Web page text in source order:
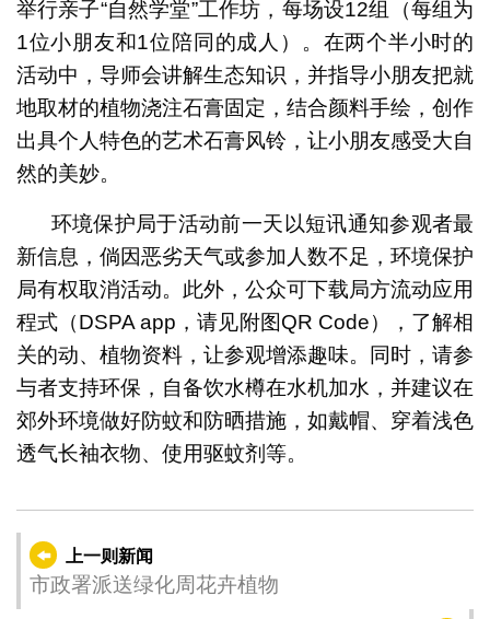
举行亲子“自然学堂”工作坊，每场设12组（每组为
1位小朋友和1位陪同的成人）。在两个半小时的
活动中，导师会讲解生态知识，并指导小朋友把就
地取材的植物浇注石膏固定，结合颜料手绘，创作
出具个人特色的艺术石膏风铃，让小朋友感受大自
然的美妙。
环境保护局于活动前一天以短讯通知参观者最
新信息，倘因恶劣天气或参加人数不足，环境保护
局有权取消活动。此外，公众可下载局方流动应用
程式（DSPA app，请见附图QR Code），了解相
关的动、植物资料，让参观增添趣味。同时，请参
与者支持环保，自备饮水樽在水机加水，并建议在
郊外环境做好防蚊和防晒措施，如戴帽、穿着浅色
透气长袖衣物、使用驱蚊剂等。
上一则新闻
市政署派送绿化周花卉植物